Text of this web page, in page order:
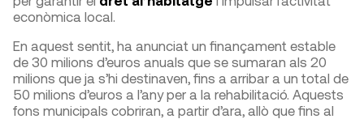
econòmica local.
En aquest sentit, ha anunciat un finançament estable
de 30 milions d’euros anuals que se sumaran als 20
milions que ja s’hi destinaven, fins a arribar a un total de
50 milions d’euros a l’any per a la rehabilitació. Aquests
fons municipals cobriran, a partir d’ara, allò que fins al